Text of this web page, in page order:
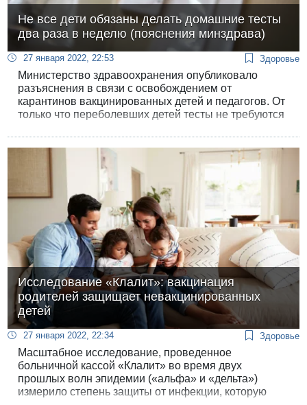
Не все дети обязаны делать домашние тесты
два раза в неделю (пояснения минздрава)
27 января 2022, 22:53 Здоровье
Министерство здравоохранения опубликовало
разъяснения в связи с освобождением от
карантинов вакцинированных детей и педагогов. От
только что переболевших детей тесты не требуются
Исследование «Клалит»: вакцинация
родителей защищает невакцинированных
детей
27 января 2022, 22:34 Здоровье
Масштабное исследование, проведенное
больничной кассой «Клалит» во время двух
прошлых волн эпидемии («альфа» и «дельта»)
измерило степень защиты от инфекции, которую